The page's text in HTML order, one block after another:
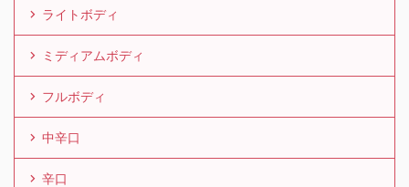
ライトボディ
ミディアムボディ
フルボディ
中辛口
辛口